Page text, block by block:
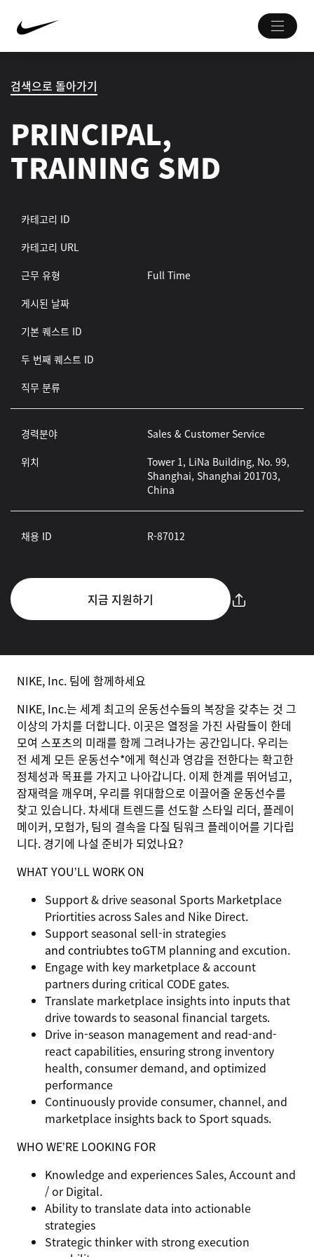
검색으로 돌아가기
PRINCIPAL,
TRAINING SMD
카테고리 ID
카테고리 URL
근무 유형
Full Time
게시된 날짜
기본 퀘스트 ID
두 번째 퀘스트 ID
직무 분류
경력분야
Sales & Customer Service
위치
Tower 1, LiNa Building, No. 99,
Shanghai, Shanghai 201703,
China
채용 ID R-87012
지금 지원하기
NIKE, Inc. 팀에 함께하세요
NIKE, Inc.는 세계 최고의 운동선수들의 복장을 갖추는 것 그
이상의 가치를 더합니다. 이곳은 열정을 가진 사람들이 한데
모여 스포츠의 미래를 함께 그려나가는 공간입니다. 우리는
전 세계 모든 운동선수*에게 혁신과 영감을 전한다는 확고한
정체성과 목표를 가지고 나아갑니다. 이제 한계를 뛰어넘고,
잠재력을 깨우며, 우리를 위대함으로 이끌어줄 운동선수를
찾고 있습니다. 차세대 트렌드를 선도할 스타일 리더, 플레이
메이커, 모험가, 팀의 결속을 다질 팀워크 플레이어를 기다립
니다. 경기에 나설 준비가 되었나요?
WHAT YOU’LL WORK ON
Support & drive seasonal Sports Marketplace
Priortities across Sales and Nike Direct.
Support seasonal sell-in strategies
and contriubtes toGTM planning and excution.
Engage with key marketplace & account
partners duringcritical CODE gates.
Translate marketplace insights into inputs that
drive towards to seasonal financial targets.
Drive in-season management and read-and-
react capabilities, ensuring strong inventory
health, consumer demand, and optimized
performance
Continuously provideconsumer, channel, and
marketplace insights back to Sport squads.
WHO WE’RE LOOKING FOR
Knowledge and experiences Sales, Account and
/ or Digital.
Ability to translatedata into actionable
strategies
Strategic thinker with strong execution